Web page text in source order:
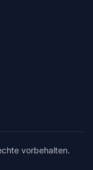
vorbehalten.